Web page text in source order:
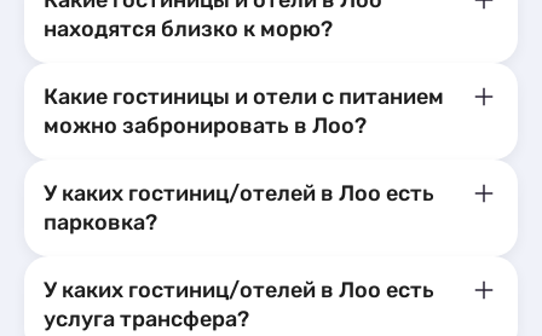
находятся близко к морю?
Какие гостиницы и отели с питанием
можно забронировать в Лоо?
У каких гостиниц/отелей в Лоо есть
парковка?
У каких гостиниц/отелей в Лоо есть
услуга трансфера?